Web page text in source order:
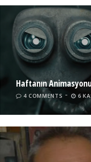
Haftanın
4 COMMENTS 6